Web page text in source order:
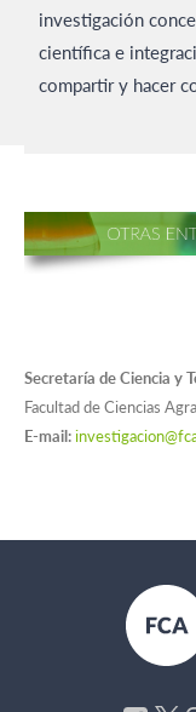
investigación
científica e
compartir y hacer
Secretaría de Ciencia y
Facultad de Ciencias
E-mail: